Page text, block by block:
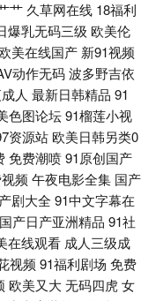
导航 国产精品区你懂的
色网址 国产精品一二区
站 福利成人视频网 欧美
视频 av网站导航 精品偷
视频1区2区 五月天偷拍
伊人 日本精品一卡二卡
91久久 欧美黄色AV网站
艹 久草网在线 18福利
爆乳无码三级 欧美伦
美在线国产 新91视频
动作无码波多野吉依
人 最新日韩精品 91
色图论坛91榴莲小视
资源站 欧美日韩另类0
免费潮喷91原创国产
频 午夜电影全集 国产
剧大全 91中文字幕在
国产日产亚洲精品 91社
在线观看 成人三级成
视频 91福利剧场 免费
欧美又大无码四虎女